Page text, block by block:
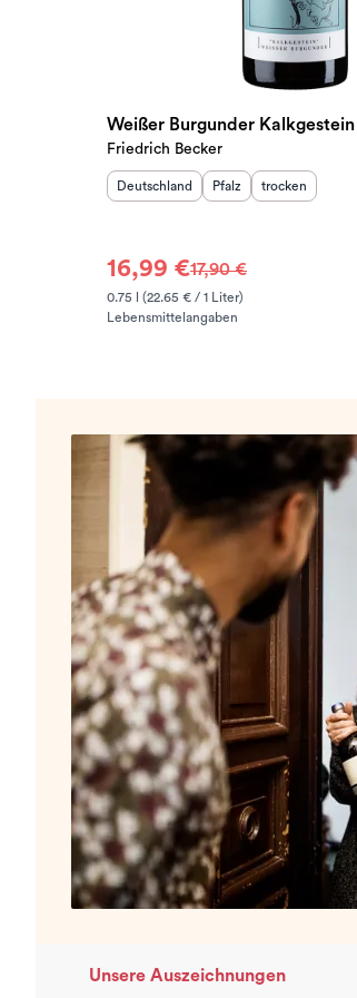
Weißer Burgunder
Friedrich Becker
Herkunftsland
Deutschland Herkunftsregion
Pfalz Geschmack
trocken
16,99 €17,90 €
0.75 l (22.65 € / 1 Liter)
Lebensmittelangaben
Unsere Auszeichnungen